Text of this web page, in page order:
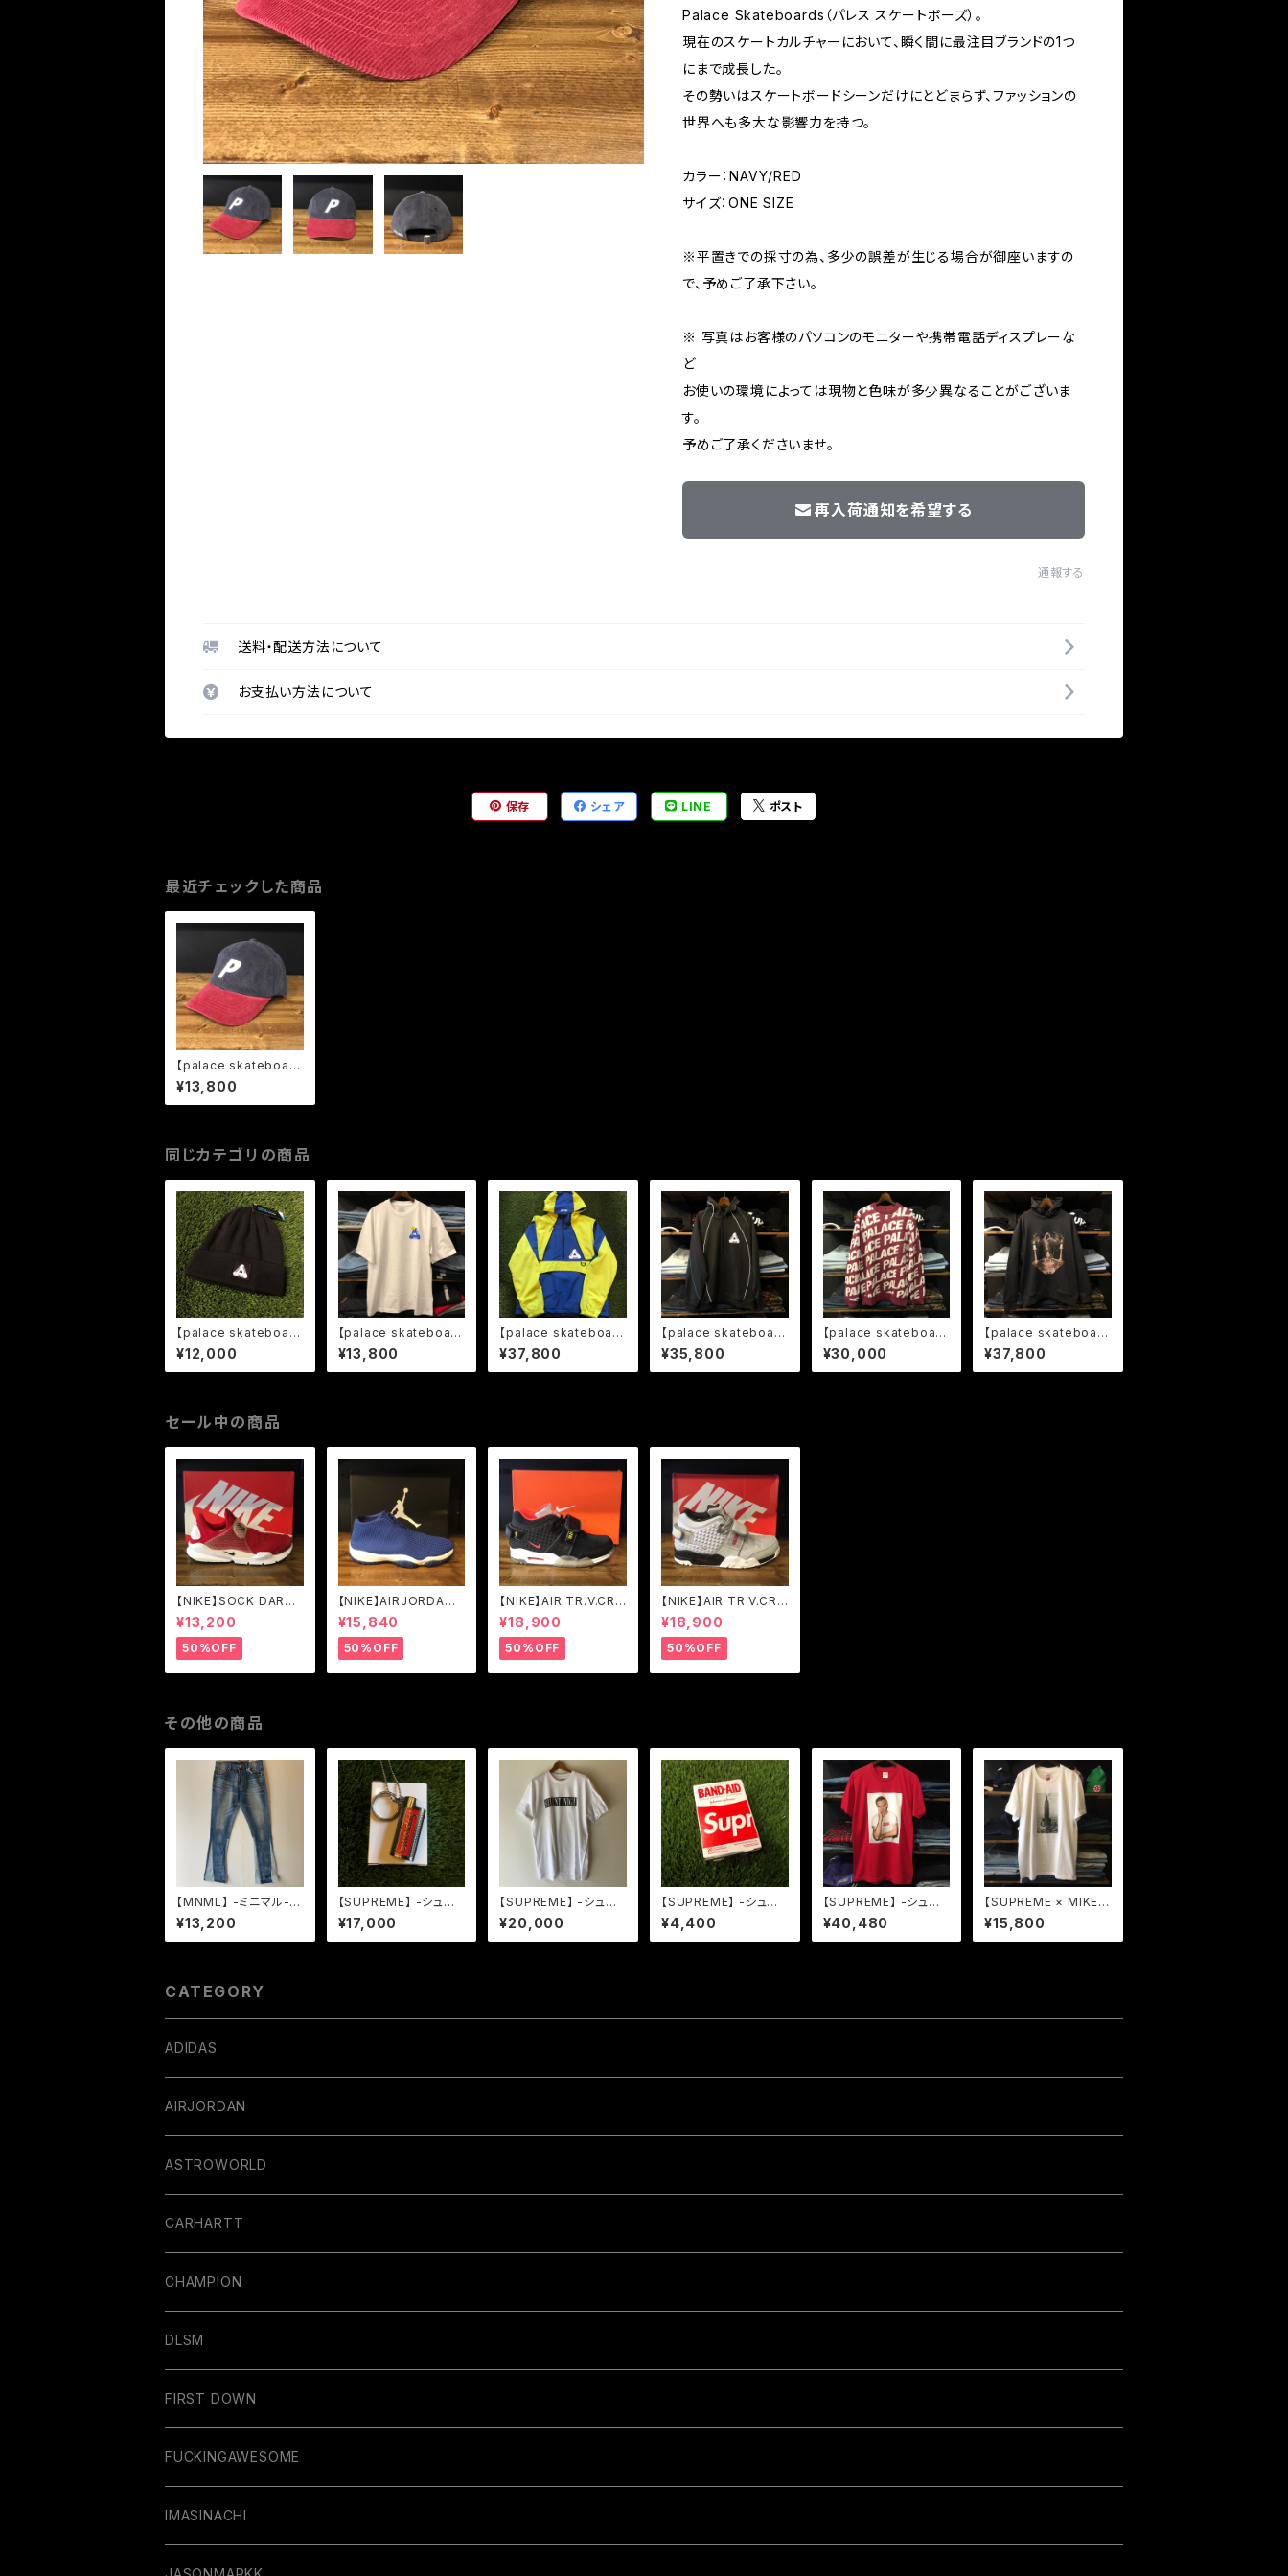
Palace Skateboards（パレス スケートボーズ）。
現在のスケートカルチャーにおいて、瞬く間に最注目ブランドの1つ
にまで成長した。
その勢いはスケートボードシーンだけにとどまらず、ファッションの
世界へも多大な影響力を持つ。
カラー：NAVY/RED
サイズ：ONE SIZE
※平置きでの採寸の為、多少の誤差が生じる場合が御座いますの
で、予めご了承下さい。
※ 写真はお客様のパソコンのモニターや携帯電話ディスプレーな
ど
お使いの環境によっては現物と色味が多少異なることがございま
す。
予めご了承くださいませ。
再入荷通知を希望する
通報する
送料・配送方法について
お支払い方法について
保存 シェア LINE ポスト
最近チェックした商品
【palace skateboard
s】-パレススケートボー
ド-CORDUROY P LO
GO 6-PANEL CAP N
¥13,800
同じカテゴリの商品
【palace skateboard
s】-パレススケートボー
ド-COOL B BEANIE B
LACK
¥12,000
【palace skateboard
s】-パレススケートボー
ド-TRI-SMILER T-S
HIRT WHITE
¥13,800
【palace skateboard
s】-パレススケートボー
ド-P-DURA SHELL T
OP LIME/NAVY
¥37,800
【palace skateboard
s】-パレススケートボー
ド-SIDE WINDER HO
ODIE BLACK
¥35,800
【palace skateboard
s】-パレススケートボー
ド-TONER KNIT RED
PLUM
¥30,000
【palace skateboard
s】-パレススケートボー
ド-SPOOKED HOODI
E BLACK
¥37,800
セール中の商品
【NIKE】SOCK DART
GYM RED/BLACK-W
HITE (819686-601)
¥13,200
50%OFF
【NIKE】AIRJORDAN F
UTURE VARSITY RO
YAL/WHITE (656503
-401)
¥15,840
50%OFF
【NIKE】AIR TR.V.CRU
Z QS BLK/BRGHT C
RMSN-TR YLLW-W
HITE (821955-001)
¥18,900
50%OFF
【NIKE】AIR TR.V.CRU
Z QS WLF GRY/MTL
LC SLVR-BLK-BRGH
T (777535-001)
¥18,900
50%OFF
その他の商品
【MNML】 -ミニマル-B
133 DENIM BLUE
¥13,200
【SUPREME】 -シュプ
リーム-SS19 METAL
LIGHTER HOLSTER
SILVER
¥17,000
【SUPREME】 -シュプ
リーム-AW14 SILENT
NIGHT TEE WHITE
¥20,000
【SUPREME】 -シュプ
リーム-SS19 BAND AI
D
¥4,400
【SUPREME】 -シュプ
リーム-SS16 MORRIS
SEY TEE RED
¥40,480
【SUPREME × MIKE K
ELLEY】 -シュプリー
ム-FW18 THE EMPIR
E STATE BUILDING
¥15,800
CATEGORY
ADIDAS
AIRJORDAN
ASTROWORLD
CARHARTT
CHAMPION
DLSM
FIRST DOWN
FUCKINGAWESOME
IMASINACHI